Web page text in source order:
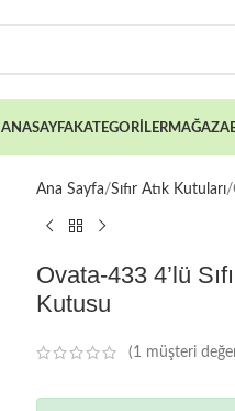
ANASAYFAKATEGORILERMAĞAZA
Ana Sayfa Sıfır Atık Kutuları
Ovata-433 4’lü
Kutusu
(1 müşteri